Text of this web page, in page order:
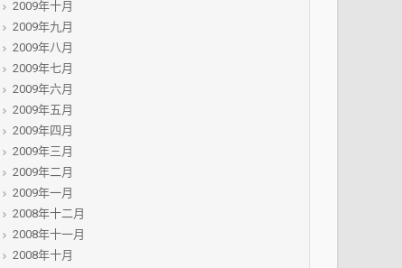
2009年十月
2009年九月
2009年八月
2009年七月
2009年六月
2009年五月
2009年四月
2009年三月
2009年二月
2009年一月
2008年十二月
2008年十一月
2008年十月